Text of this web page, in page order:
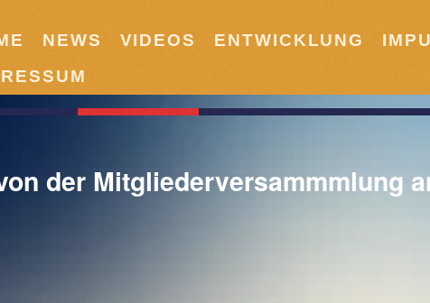
NEWS VIDEOS ENTWICKLUNG
der Mitgliederversammmlung